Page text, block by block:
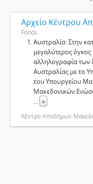
Αρχείο Κέντρου
Fonds
Αυστραλία: Στην
μεγαλύτερος
αλληλογραφία
Αυστραλίας με το
του Υπουργείου
Μακεδονικών
... »
Κέντρο Αποδήμων